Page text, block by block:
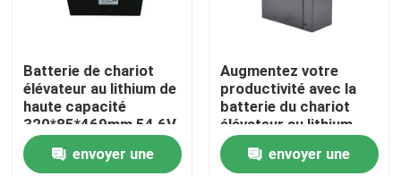
Maison
Batterie de chariot
élévateur au lithium de
haute capacité
320*85*469mm 54,6V
Longue durée de vie
envoyer une
Augmentez votre
productivité avec la
batterie du chariot
élévateur au lithium
envoyer une